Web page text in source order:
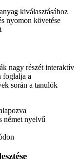
kiválasztásához
nyomon követése
nagy részét interaktív
foglalja a
során a tanulók
német nyelvű